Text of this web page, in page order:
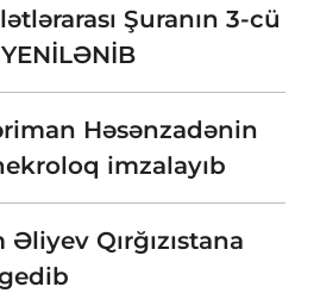
Şuranın 3-cü
Həsənzadənin
imzalayıb
Qırğızıstana